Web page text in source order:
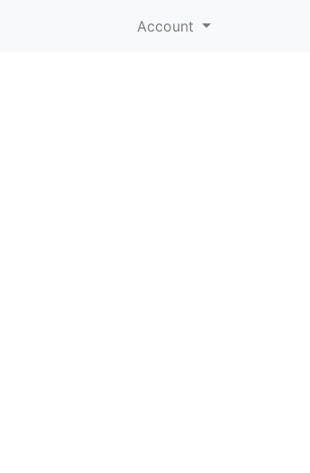
Account